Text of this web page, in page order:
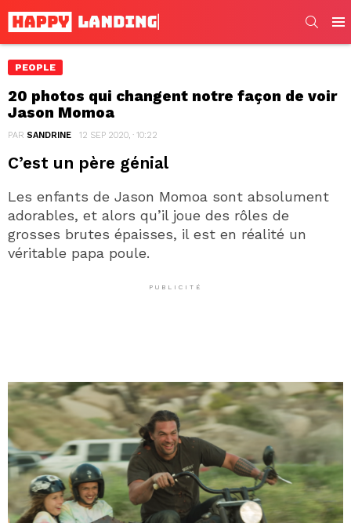
PEOPLE
20 photos qui changent notre façon de voir
Jason Momoa
PAR SANDRINE 12 SEP 2020, · 10:22
C’est un père génial
Les enfants de Jason Momoa sont absolument
adorables, et alors qu’il joue des rôles de
grosses brutes épaisses, il est en réalité un
véritable papa poule.
PUBLICITÉ